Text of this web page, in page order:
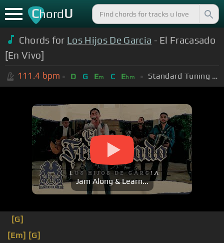
ChordU
Chords for Los Hijos De Garcia - El Fracasado
[En Vivo]
111.4 bpm D G Em C Ebm Standard Tuning (EADGBE)
Jam Along & Learn...
[G]
[Em] [G]